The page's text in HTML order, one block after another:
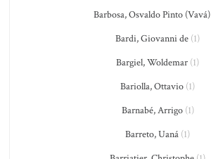
Barbosa, Osvaldo Pinto (Vavá)
Bardi, Giovanni de (1)
Bargiel, Woldemar (1)
Bariolla, Ottavio (1)
Barnabé, Arrigo(1)
Barreto, Uaná (1)